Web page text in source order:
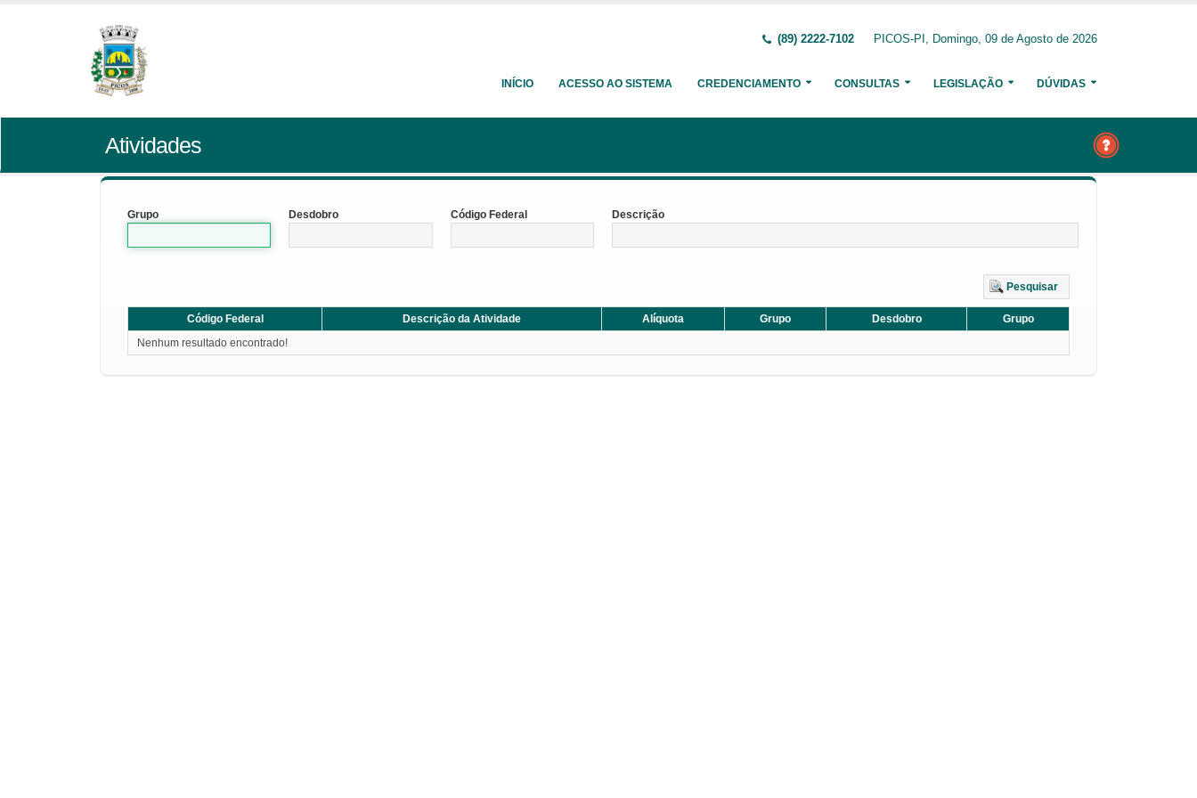
(89) 2222-7102 PICOS-PI, Domingo, 09 de Agosto de 2026
INÍCIO ACESSO AO SISTEMA CREDENCIAMENTO CONSULTAS LEGISLAÇÃO DÚVIDAS
Atividades
Grupo Desdobro Código Federal Descrição
Pesquisar
Código Federal Descrição da Atividade Alíquota Grupo Desdobro
Grupo
Nenhum resultado encontrado!